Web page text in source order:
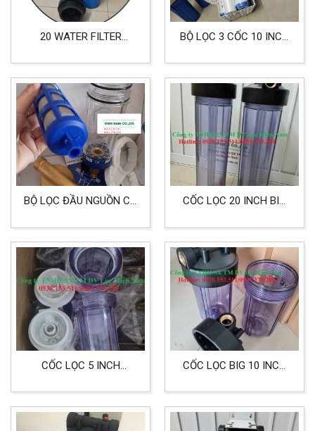
20 WATER FILTER
NƯỚC SINH HOẠT,
CÔNG NGHIỆP ĐẦU REN
BỘ LỌC 3 CỐC 10 INCH
SINH HOẠT NẤU ĂN
BỘ LỌC ĐẦU NGUỒN CÓ
21MM, 27MM
CỐC LỌC 20 INCH BIG
34
CỐC LỌC 5 INCH
KHÍ, LỌC NƯỚC
CỐC LỌC BIG 10 INCH
34 LỌC THỰC PHẨM